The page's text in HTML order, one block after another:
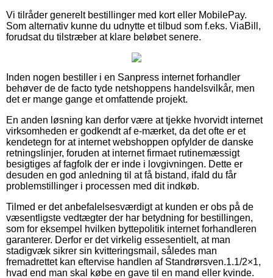
Vi tilråder generelt bestillinger med kort eller MobilePay.
Som alternativ kunne du udnytte et tilbud som f.eks. ViaBill,
forudsat du tilstræber at klare beløbet senere.
Inden nogen bestiller i en Sanpress internet forhandler
behøver de de facto tyde netshoppens handelsvilkår, men
det er mange gange et omfattende projekt.
En anden løsning kan derfor være at tjekke hvorvidt internet
virksomheden er godkendt af e-mærket, da det ofte er et
kendetegn for at internet webshoppen opfylder de danske
retningslinjer, foruden at internet firmaet rutinemæssigt
besigtiges af fagfolk der er inde i lovgivningen. Dette er
desuden en god anledning til at få bistand, ifald du får
problemstillinger i processen med dit indkøb.
Tilmed er det anbefalelsesværdigt at kunden er obs på de
væsentligste vedtægter der har betydning for bestillingen,
som for eksempel hvilken byttepolitik internet forhandleren
garanterer. Derfor er det virkelig essesentielt, at man
stadigvæk sikrer sin kvitteringsmail, således man
fremadrettet kan eftervise handlen af Standrørsven.1.1/2×1,
hvad end man skal købe en gave til en mand eller kvinde.